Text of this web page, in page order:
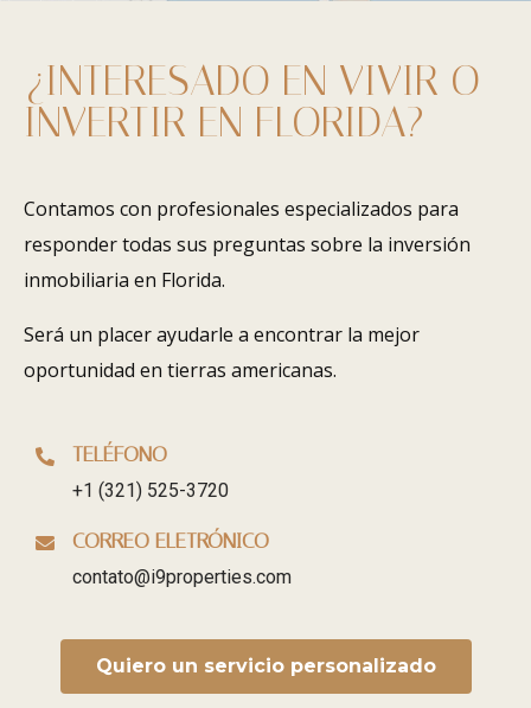
¿INTERESADO EN VIVIR O
INVERTIR EN FLORIDA?
Contamos con profesionales especializados para
responder todas sus preguntas sobre la inversión
inmobiliaria en Florida.
Será un placer ayudarle a encontrar la mejor
oportunidad en tierras americanas.
TELÉFONO
+1 (321) 525-3720
CORREO ELETRÓNICO
contato@i9properties.com
Quiero un servicio personalizado